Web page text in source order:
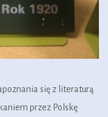
się z literaturą
przez Polskę